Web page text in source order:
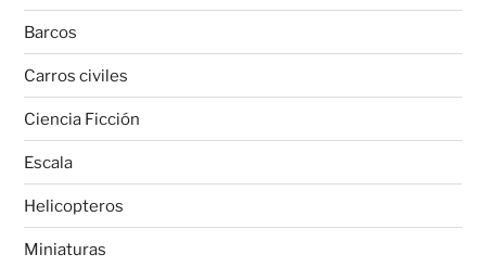
Barcos
Carros civiles
Ciencia Ficción
Escala
Helicopteros
Miniaturas